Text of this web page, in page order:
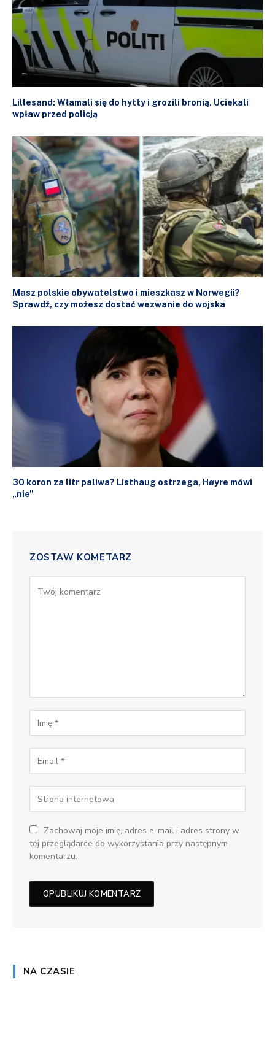
Lillesand: Włamali się do hytty i grozili bronią. Uciekali
wpław przed policją
Masz polskie obywatelstwo i mieszkasz w Norwegii?
Sprawdź, czy możesz dostać wezwanie do wojska
30 koron za litr paliwa? Listhaug ostrzega, Høyre mówi
„nie”
ZOSTAW KOMETARZ
Zachowaj moje imię, adres e-mail i adres strony w
tej przeglądarce do wykorzystania przy następnym
komentarzu.
NA CZASIE